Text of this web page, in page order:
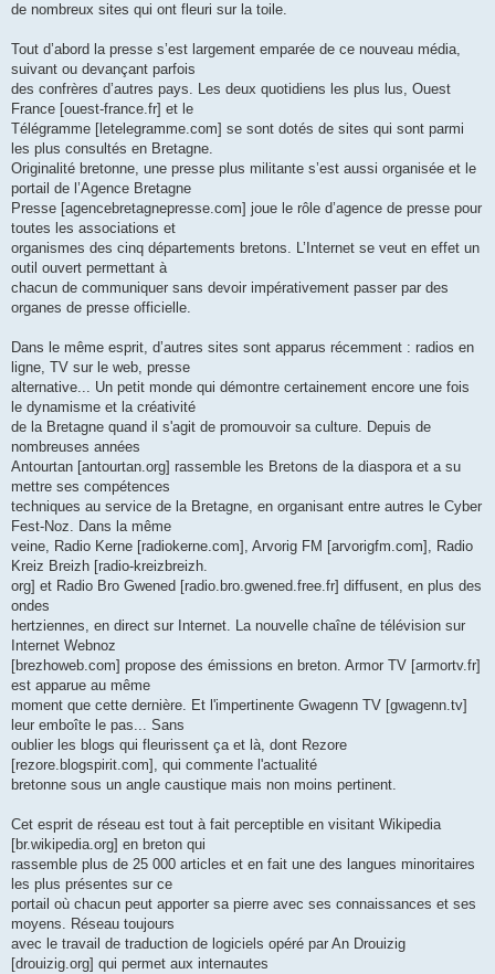
de nombreux sites qui ont fleuri sur la toile.
Tout d’abord la presse s’est largement emparée de ce nouveau média,
suivant ou devançant parfois
des confrères d’autres pays. Les deux quotidiens les plus lus, Ouest
France [ouest-france.fr] et le
Télégramme [letelegramme.com] se sont dotés de sites qui sont parmi
les plus consultés en Bretagne.
Originalité bretonne, une presse plus militante s’est aussi organisée et le
portail de l’Agence Bretagne
Presse [agencebretagnepresse.com] joue le rôle d’agence de presse pour
toutes les associations et
organismes des cinq départements bretons. L’Internet se veut en effet un
outil ouvert permettant à
chacun de communiquer sans devoir impérativement passer par des
organes de presse officielle.
Dans le même esprit, d’autres sites sont apparus récemment : radios en
ligne, TV sur le web, presse
alternative... Un petit monde qui démontre certainement encore une fois
le dynamisme et la créativité
de la Bretagne quand il s'agit de promouvoir sa culture. Depuis de
nombreuses années
Antourtan [antourtan.org] rassemble les Bretons de la diaspora et a su
mettre ses compétences
techniques au service de la Bretagne, en organisant entre autres le Cyber
Fest-Noz. Dans la même
veine, Radio Kerne [radiokerne.com], Arvorig FM [arvorigfm.com], Radio
Kreiz Breizh [radio-kreizbreizh.
org] et Radio Bro Gwened [radio.bro.gwened.free.fr] diffusent, en plus des
ondes
hertziennes, en direct sur Internet. La nouvelle chaîne de télévision sur
Internet Webnoz
[brezhoweb.com] propose des émissions en breton. Armor TV [armortv.fr]
est apparue au même
moment que cette dernière. Et l'impertinente Gwagenn TV [gwagenn.tv]
leur emboîte le pas... Sans
oublier les blogs qui fleurissent ça et là, dont Rezore
[rezore.blogspirit.com], qui commente l'actualité
bretonne sous un angle caustique mais non moins pertinent.
Cet esprit de réseau est tout à fait perceptible en visitant Wikipedia
[br.wikipedia.org] en breton qui
rassemble plus de 25 000 articles et en fait une des langues minoritaires
les plus présentes sur ce
portail où chacun peut apporter sa pierre avec ses connaissances et ses
moyens. Réseau toujours
avec le travail de traduction de logiciels opéré par An Drouizig
[drouizig.org] qui permet aux internautes